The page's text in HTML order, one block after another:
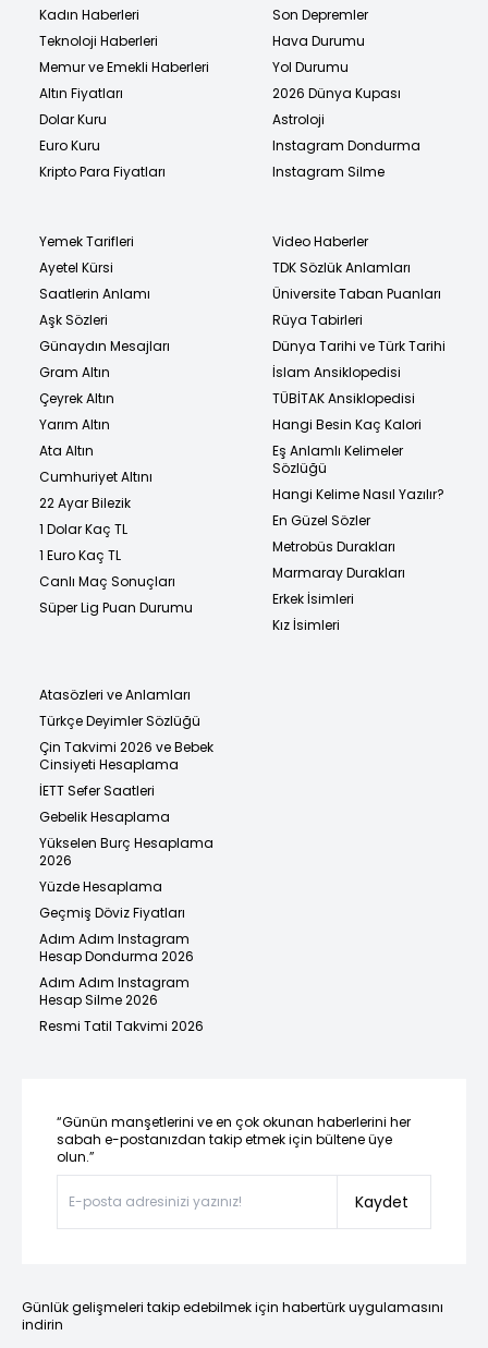
Kadın Haberleri
Teknoloji Haberleri
Memur ve Emekli Haberleri
Altın Fiyatları
Dolar Kuru
Euro Kuru
Kripto Para Fiyatları
Son Depremler
Hava Durumu
Yol Durumu
2026 Dünya Kupası
Astroloji
Instagram Dondurma
Instagram Silme
Yemek Tarifleri
Ayetel Kürsi
Saatlerin Anlamı
Aşk Sözleri
Günaydın Mesajları
Gram Altın
Çeyrek Altın
Yarım Altın
Ata Altın
Cumhuriyet Altını
22 Ayar Bilezik
1 Dolar Kaç TL
1 Euro Kaç TL
Canlı Maç Sonuçları
Süper Lig Puan Durumu
Video Haberler
TDK Sözlük Anlamları
Üniversite Taban Puanları
Rüya Tabirleri
Dünya Tarihi ve Türk Tarihi
İslam Ansiklopedisi
TÜBİTAK Ansiklopedisi
Hangi Besin Kaç Kalori
Eş Anlamlı Kelimeler
Sözlüğü
Hangi Kelime Nasıl Yazılır?
En Güzel Sözler
Metrobüs Durakları
Marmaray Durakları
Erkek İsimleri
Kız İsimleri
Atasözleri ve Anlamları
Türkçe Deyimler Sözlüğü
Çin Takvimi 2026 ve Bebek
Cinsiyeti Hesaplama
İETT Sefer Saatleri
Gebelik Hesaplama
Yükselen Burç Hesaplama
2026
Yüzde Hesaplama
Geçmiş Döviz Fiyatları
Adım Adım Instagram
Hesap Dondurma 2026
Adım Adım Instagram
Hesap Silme 2026
Resmi Tatil Takvimi 2026
“Günün manşetlerini ve en çok okunan haberlerini her
sabah e-postanızdan takip etmek için bültene üye
olun.”
Kaydet
Günlük gelişmeleri takip edebilmek için habertürk uygulamasını
indirin